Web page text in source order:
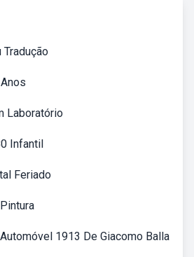
Tradução
Laboratório
Infantil
Feriado
1913 De Giacomo Balla